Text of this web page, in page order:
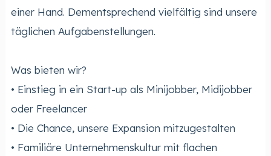
einer Hand. Dementsprechend vielfältig sind unsere
täglichen Aufgabenstellungen.
Was bieten wir?
• Einstieg in ein Start-up als Minijobber, Midijobber
oder Freelancer
• Die Chance, unsere Expansion mitzugestalten
• Familiäre Unternehmenskultur mit flachen